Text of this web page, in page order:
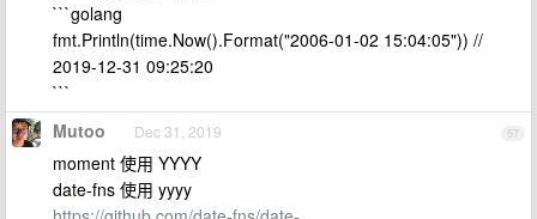
```golang
fmt.Println(time.Now().Format("2006-01-02 15:04:05")) //
2019-12-31 09:25:20
```
57
Mutoo Dec 31, 2019
moment 使用 YYYY
date-fns 使用 yyyy